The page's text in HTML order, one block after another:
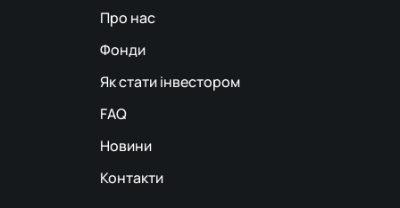
Про нас
Фонди
Як стати інвестором
FAQ
Новини
Контакти